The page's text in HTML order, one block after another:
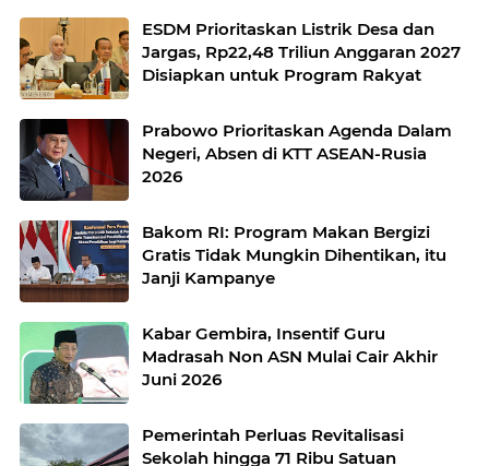
ESDM Prioritaskan Listrik Desa dan
Jargas, Rp22,48 Triliun Anggaran 2027
Disiapkan untuk Program Rakyat
Prabowo Prioritaskan Agenda Dalam
Negeri, Absen di KTT ASEAN-Rusia
2026
Bakom RI: Program Makan Bergizi
Gratis Tidak Mungkin Dihentikan, itu
Janji Kampanye
Kabar Gembira, Insentif Guru
Madrasah Non ASN Mulai Cair Akhir
Juni 2026
Pemerintah Perluas Revitalisasi
Sekolah hingga 71 Ribu Satuan